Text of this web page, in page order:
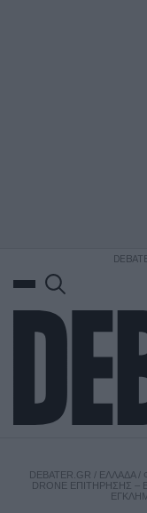
DEBATER.GR / ΕΛΛΑΔΑ/
DRONE ΕΠΙΤΉΡΗΣΗΣ –